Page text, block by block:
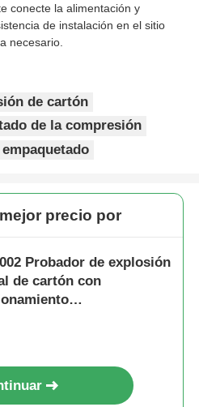
conecte la alimentación y
de instalación en el sitio
necesario.
de cartón
de la compresión
precio por
Probador de explosión
de cartón con